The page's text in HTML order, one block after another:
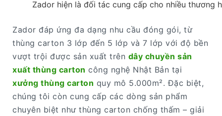
Zador hiện là đối tác cung cấp cho nhiều thương
Zador đáp ứng đa dạng nhu cầu đóng gói, từ
thùng carton 3 lớp đến 5 lớp và 7 lớp với độ bền
vượt trội được sản xuất trên dây chuyền sản
xuất thùng carton công nghệ Nhật Bản tại
xưởng thùng carton quy mô 5.000m². Đặc biệt,
chúng tôi còn cung cấp các dòng sản phẩm
chuyên biệt như thùng carton chống thấm – giải